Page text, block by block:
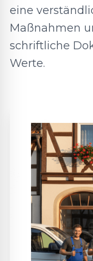
eine
Maßnahmen
schriftliche
Werte.